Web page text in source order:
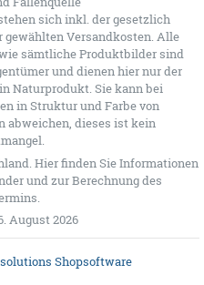
sich inkl. der gesetzlich
gewählten Versandkosten. Alle
sämtliche Produktbilder sind
und dienen hier nur der
Naturprodukt. Sie kann bei
in Struktur und Farbe von
abweichen, dieses ist kein
Hierfinden Sie Informationen
und zur Berechnung des
August 2026
Shopsoftware